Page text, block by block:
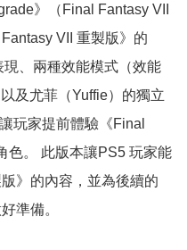
》（Final Fantasy VII
VII 重製版》的
、兩種效能模式（效能
及尤菲（Yuffie）的獨立
玩家提前體驗《Final
色。 此版本讓PS5 玩家能
》的內容，並為後續的
準備。